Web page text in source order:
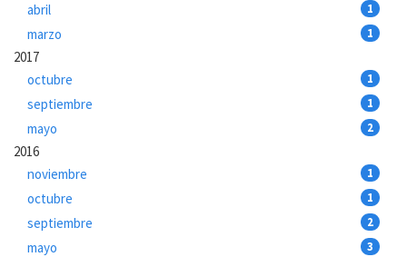
abril 1
marzo 1
2017
octubre
1
septiembre 1
mayo 2
2016
noviembre
1
octubre 1
septiembre 2
mayo 3